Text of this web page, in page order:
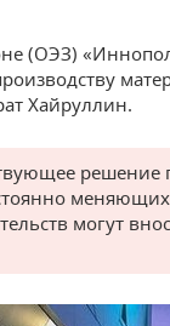
(ОЭЗ)
Хайруллин.
могут